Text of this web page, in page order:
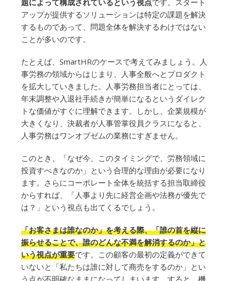
題によって構成されているという視点です。スタート
アップが提供するソリューションは特定の課題を解決
するものであって、問題全体を解決するわけではない
ことが多いのです。
たとえば、SmartHRのケースで考えてみましょう。人
事労務の領域からはじまり、人事全般へとプロダクト
を拡大していきました。人事労務担当者にとっては、
年末調整や入退社手続きが簡単になるというダイレク
トな価値がすぐに理解できます。しかし、企業規模が
大きくなり、決裁者が人事管掌役員クラスになると、
人事労務はワンオブゼムの業務にすぎません。
このとき、「なぜ今、このタイミングで、労務領域に
投資すべきなのか」という合理的な理由が必要になり
ます。さらにコーポレート全体を統括する担当取締役
からすれば、「人事より先に経営企画や法務が優先で
は？」という視点も出てくるでしょう。
「お客さまは誰なのか」を考える際、「誰の首を縦に
振らせることで、誰のどんな不満を解消するのか」と
いう視点が重要です。この顧客の最初の定義ができて
いないと「私たちは誰に対して商売をするのか」とい
う点が不明確なままになってしまいます。すると、機